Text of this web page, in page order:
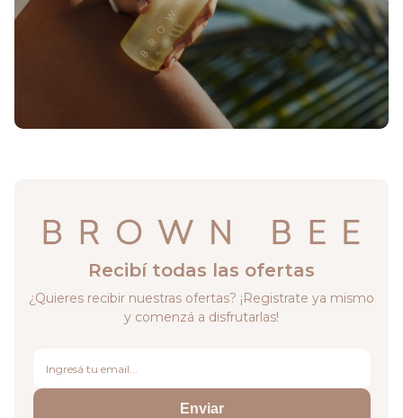
Recibí todas las ofertas
¿Quieres recibir nuestras ofertas? ¡Registrate ya mismo
y comenzá a disfrutarlas!
Enviar